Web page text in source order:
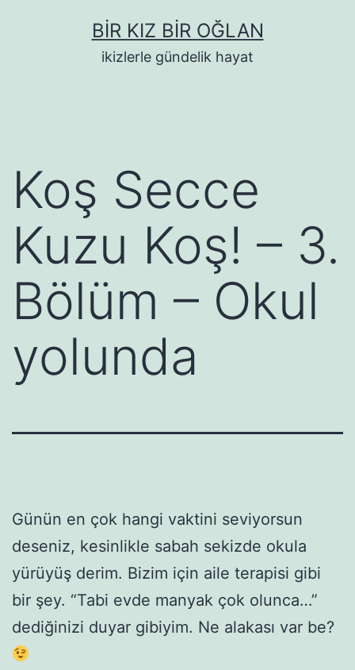
BIR KIZ BIR OĞLAN
ikizlerle gündelik hayat
Koş Secce
Kuzu Koş! – 3.
Bölüm – Okul
yolunda
Günün en çok hangi vaktini seviyorsun
deseniz, kesinlikle sabah sekizde okula
yürüyüş derim. Bizim için aile terapisi gibi
bir şey. “Tabi evde manyak çok olunca…”
dediğinizi duyar gibiyim. Ne alakası var be?